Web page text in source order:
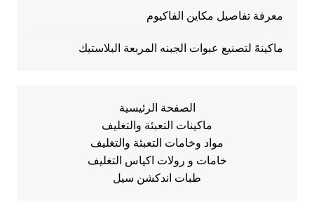
معرفة تفاصيل مكاين الفاكيوم
ماكينهً لتصنيع عبوات الجبنه المربعة البلاستيك
الصفحة الرئيسية
ماكينات التعبئة والتغليف
مواد وخامات التعبئة والتغليف
خامات و رولات اكياس التغليف
طبات اندكشن سيل